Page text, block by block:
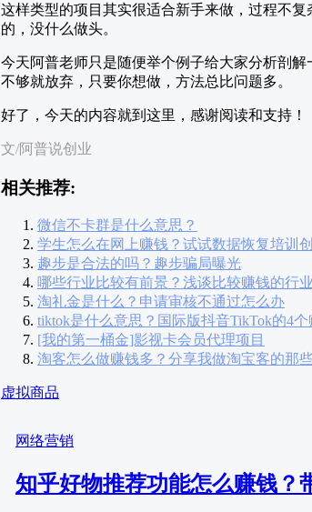
这样类型的项目其实很适合新手来做，过程不
的，没什么做头。
今天阿普老师只是随便举个例子给大家分析剖
不够就放弃，只要你想做，方法总比问题多。
好了，今天的内容就到这里，感谢阅读和支持！
文/阿普说创业
相关推荐:
微信不卡群是什么意思？
学生怎么在网上赚钱？试试数据恢复培训
趣步是合法的吗？趣步骗局曝光
哪些行业比较有前景？浅谈比较赚钱的行业
淘礼金是什么？申请审核不通过怎么办
tiktok是什么意思？国际版抖音TikTok的4
[我的第一桶金]影视卡会员代理项目
淘客怎么做赚钱多？分享我做淘宝客的那
虚拟商品
网络营销
知乎好物推荐功能怎么赚钱？